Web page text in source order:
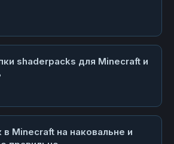
shaderpacks для Minecraft и
в Minecraft на наковальне и